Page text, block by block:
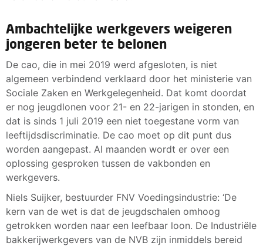
Ambachtelijke werkgevers weigeren
jongeren beter te belonen
De cao, die in mei 2019 werd afgesloten, is niet
algemeen verbindend verklaard door het ministerie van
Sociale Zaken en Werkgelegenheid. Dat komt doordat
er nog jeugdlonen voor 21- en 22-jarigen in stonden, en
dat is sinds 1 juli 2019 een niet toegestane vorm van
leeftijdsdiscriminatie. De cao moet op dit punt dus
worden aangepast. Al maanden wordt er over een
oplossing gesproken tussen de vakbonden en
werkgevers.
Niels Suijker, bestuurder FNV Voedingsindustrie: ‘De
kern van de wet is dat de jeugdschalen omhoog
getrokken worden naar een leefbaar loon. De Industriële
bakkerijwerkgevers van de NVB zijn inmiddels bereid